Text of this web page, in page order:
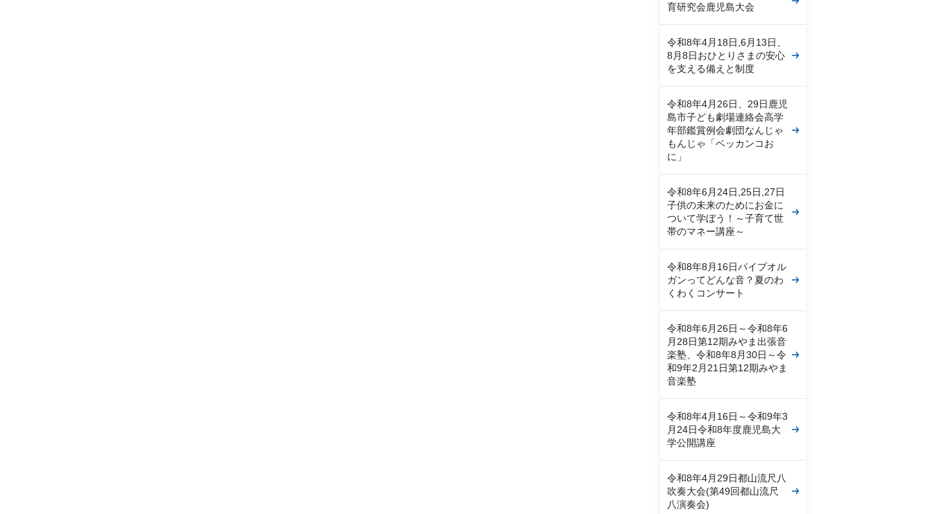
育研究会鹿児島大会
令和8年4月18日,6月13日、
8月8日おひとりさまの安心
を支える備えと制度
令和8年4月26日、29日鹿児
島市子ども劇場連絡会高学
年部鑑賞例会劇団なんじゃ
もんじゃ「ベッカンコお
に」
令和8年6月24日,25日,27日
子供の未来のためにお金に
ついて学ぼう！～子育て世
帯のマネー講座～
令和8年8月16日パイプオル
ガンってどんな音？夏のわ
くわくコンサート
令和8年6月26日～令和8年6
月28日第12期みやま出張音
楽塾、令和8年8月30日～令
和9年2月21日第12期みやま
音楽塾
令和8年4月16日～令和9年3
月24日令和8年度鹿児島大
学公開講座
令和8年4月29日都山流尺八
吹奏大会(第49回都山流尺
八演奏会)